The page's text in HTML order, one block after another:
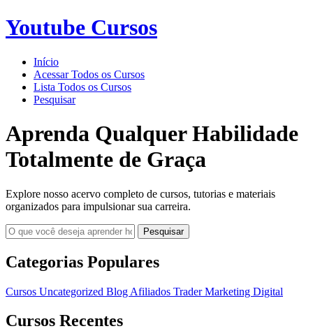
Youtube Cursos
Início
Acessar Todos os Cursos
Lista Todos os Cursos
Pesquisar
Aprenda Qualquer Habilidade
Totalmente de Graça
Explore nosso acervo completo de cursos, tutorias e materiais
organizados para impulsionar sua carreira.
Pesquisar
Categorias Populares
Cursos Uncategorized Blog Afiliados TraderMarketing Digital
Cursos Recentes